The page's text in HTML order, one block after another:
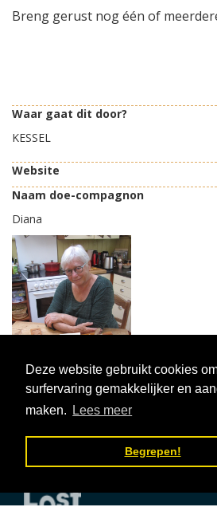
Deze website gebruikt cookies
surfervaring gemakkelijker en
maken.
Lees meer
Begrepen!
Breng gerust nog één of
Waar gaat dit door?
KESSEL
Website
Naam doe-compagnon
Diana